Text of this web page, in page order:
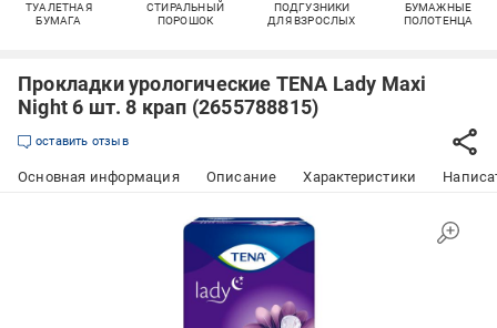
ТУАЛЕТНАЯ
БУМАГА
СТИРАЛЬНЫЙ
ПОРОШОК
ПОДГУЗНИКИ
ДЛЯ ВЗРОСЛЫХ
БУМАЖНЫЕ
ПОЛОТЕНЦА
Прокладки урологические TENA Lady Maxi
Night 6 шт. 8 крап (2655788815)
оставить отзыв
Основная информация Описание Характеристики